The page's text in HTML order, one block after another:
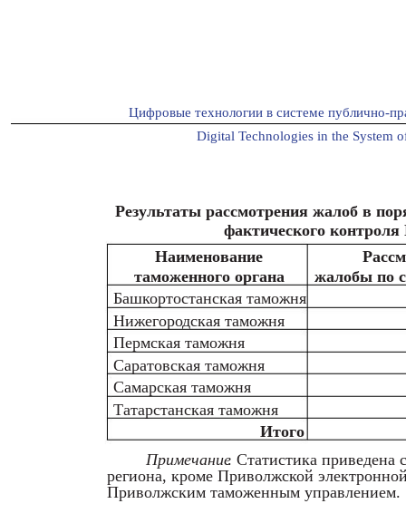
Цифровые технологии в системе публично-
Digital Technologies in the System
Результаты рассмотрения жалоб в
фактического
Наименование
таможенного органа
жалобы по
Башкортостанская таможня
Нижегородская таможня
Пермская таможня
Саратовская таможня
Самарская таможня
Татарстанская таможня
Итого
Примечание. Статистика приведена
региона, кроме Приволжской
Приволжским таможенным управлением.